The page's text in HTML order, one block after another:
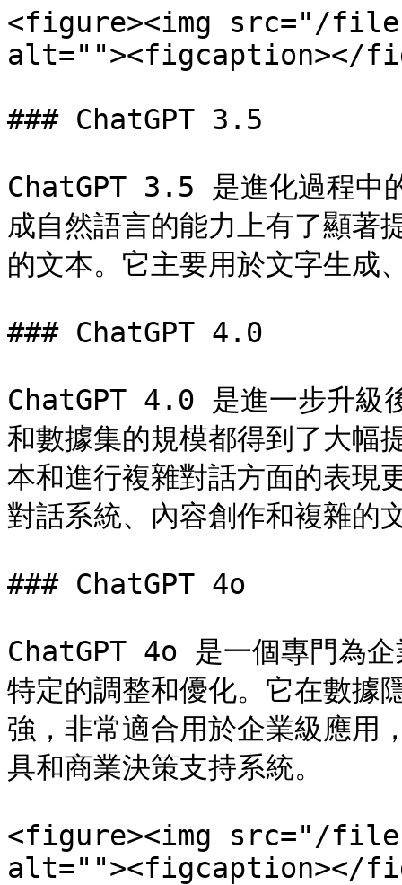
<figure><img src="/files/
alt=""><figcaption></
### ChatGPT 3.5
ChatGPT 3.5 是進化過程中
成自然語言的能力上有了顯著
的文本。它主要用於文字生成
### ChatGPT 4.0
ChatGPT 4.0 是進一步升級
和數據集的規模都得到了大幅
本和進行複雜對話方面的表現
對話系統、內容創作和複雜的
### ChatGPT 4o
ChatGPT 4o 是一個專門為企
特定的調整和優化。它在數據
強，非常適合用於企業級應用
具和商業決策支持系統。
<figure><img src="/
alt=""><figcaption></